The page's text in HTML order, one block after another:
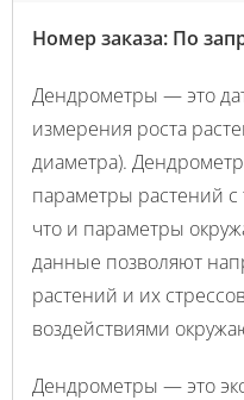
Номер заказа: По
Дендрометры — это
измерения роста
диаметра).
параметры растений
что и параметры
данные позволяют
растений и их
воздействиями
Дендрометры — это